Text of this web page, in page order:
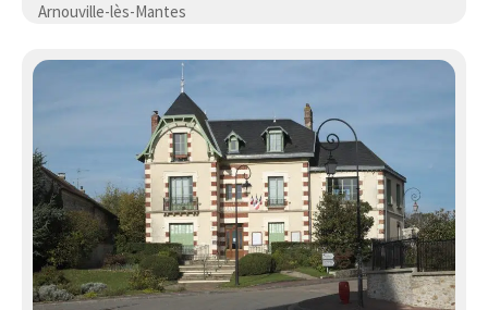
Arnouville-lès-Mantes